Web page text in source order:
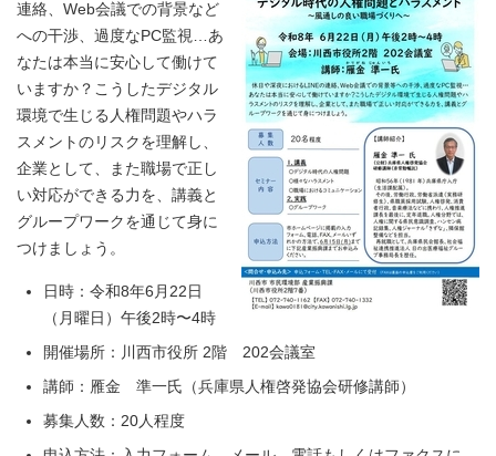
連絡、Web会議での背景など
への干渉、過度なPC監視…あ
なたは本当に安心して働けて
いますか？こうしたデジタル
環境で生じる人権問題やハラ
スメントのリスクを理解し、
企業として、また職場で正し
い対応ができる力を、講義と
グループワークを通じて身に
つけましょう。
日時：令和8年6月22日
（月曜日）午後2時〜4時
開催場所：川西市役所 2階 202会議室
講師：雁金 準一氏（兵庫県人権啓発協会研修講師）
募集人数：20人程度